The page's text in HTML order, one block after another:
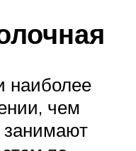
наиболее
чем
занимают